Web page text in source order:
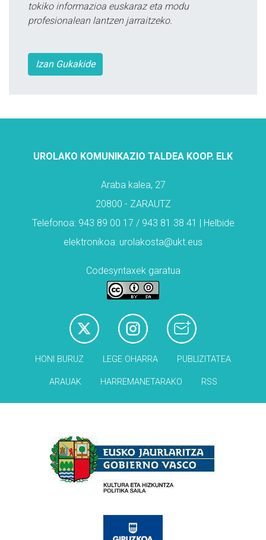
tokiko informazioa euskaraz eta modu
profesionalean lantzen jarraitzeko.
Izan Gukakide
UROLAKO KOMUNIKAZIO TALDEA KOOP. ELK
Araba kalea, 27
20800 - ZARAUTZ
Telefonoa: 943 89 00 17 / 943 81 38 41 | Helbide
elektronikoa: urolakosta@ukt.eus
Codesyntaxek garatua
HONI BURUZ LEGE OHARRA PUBLIZITATEA
ARAUAK HARREMANETARAKO RSS